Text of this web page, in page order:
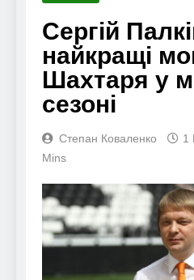
Сергій
найкращі
Шахтаря у
сезоні
Степан Коваленко 1
Mins